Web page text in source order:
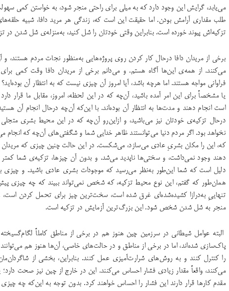
می‌یابد، گرایش این وجود دارد که به میلی برای راحتی منجر شود، به خواستن کمی
طلب مقداری آرامش بودن. اما حقیقت این است که، زندگی هر مرید دافا، شبیه
تزکیه‌اش پیوند خورده است. بنابراین وقتی خودتان را شل کنید، به‌منزله‌ی شل شدن در
برخی از مریدان دافا درحال کار کردن روی پروژه‌هایی به‌منظور نجات مردم هستند،
می‌کنند. از همه‌ی این‌ها آگاه هستم. و می‌دانم برخی از مریدان دافا وقت کمی
فراوانی مواجه هستند. اما هرچه باشد، آیا امروز آن چیزی نیست که به انتظار آن
یا مشخصاً برای این امر آمده باشید، آن‌چه که در این لحظه، امروز، مقابل ما قرار
است انجام دهند و مدت‌ها به انتظار آن بوده‌اند. با این‌که آن‌چه درحال انجام آن
درحال تزکیه‌ی خودتان نیز می‌باشید، و از‌این‌رو آن‌چه که در این محیط بشری
نخواهد بود. اگر مردم دنیا می‌توانستند ظاهر خدایی شما و شگفتی‌های آن‌چه‌ که انجام
که، این را مکان بشری‌ِ عادی می‌سازد، می‌شکست. در این حالت چنین چیزی که مریدان
دهند وجود نمی‌داشت، و سختی‌ها ناپدید می‌شد. و بدون آن چیزها، تزکیه‌ی شما کمتر
دلیل است که شما این‌طور به‌نظر می‌رسید که موجودات بشری عادی باشید. و چیزی
همان‌طور که گفتم، این نوع محیط تزکیه،‌ که شخص نمی‌تواند ببیند که چه چیزی
تنهایی‌ِ به‌درازا کشیده‌شده‌ای غرق شده است، سخت‌ترین چیز برای تحمل کردن است،
منجر به شل شدن شخص شود. این بزرگ‌ترین آزمایش در تزکیه است.
البته عوامل شیطانی در سرزمین چین هنوز هم در برخی از مناطق کاملاً
پاک‌سازی شده‌اند، اما در برخی از مناطق و در حالت‌های خاصی، آن‌ها هنوز هم می‌توانند
را کنترل کنند و به روش‌های شرارت‌آمیزی عمل کنند. بنابراین، بخشی از
می‌کنند، واقعاً مقدار زیادی فشار احساس می‌کنند. این در خارج از چین نیز صحت دارد؛
مقدم کارها قرار دارند این فشار را احساس خواهند کرد. بدون‌ توجه به این‌که چه